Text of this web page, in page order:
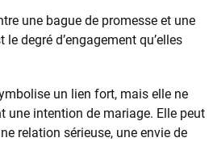
une bague de promesse et une
le degré d’engagement qu’elles
un lien fort, mais elle ne
une intention de mariage. Elle peut
relation sérieuse, une envie de